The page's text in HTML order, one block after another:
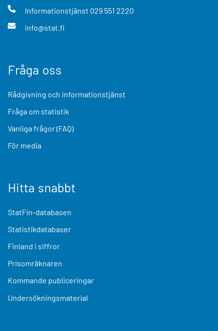
Informationstjänst 029 551 2220
info@stat.fi
Fråga oss
Rådgivning och informationstjänst
Fråga om statistik
Vanliga frågor (FAQ)
För media
Hitta snabbt
StatFin-databasen
Statistikdatabaser
Finland i siffror
Prisomräknaren
Kommande publiceringar
Undersökningsmaterial